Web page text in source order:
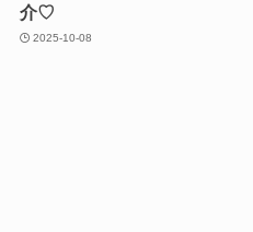
介♡
2025-10-08